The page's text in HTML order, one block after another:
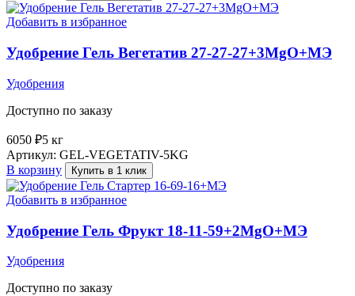
Добавить в избранное
Удобрение Гель Вегетатив 27-27-27+3MgO+МЭ
Удобрения
Доступно по заказу
6050 ₽5 кг
Артикул: GEL-VEGETATIV-5KG
В корзину
Купить в 1 клик
Добавить в избранное
Удобрение Гель Фрукт 18-11-59+2MgO+МЭ
Удобрения
Доступно по заказу